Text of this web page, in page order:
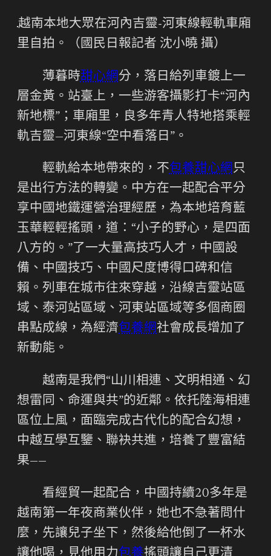
越南本地大眾在河內吉靈-河東線輕軌車廂
里自拍。（國民日報記者 沈小曉 攝）
薄暮時甜心網分，落日給列車鍍上一
層金黃。站臺上，一些游客攝影打卡“河內
新地標”；車廂里，良多年青人特地搭乘輕
軌吉靈—河東線“空中看落日”。
輕軌給本地帶來的，不包養甜心網只
是出行方法的轉變。中方在一起配合平分
享中國地鐵運營治理經歷，為本地培育藍
玉華輕輕搖頭，道：“小子的野心，是四面
八方的。”了一大量高技巧人才，中國設
備、中國技巧、中國尺度博得口碑和信
賴。列車在城市往來穿越，沿線吉靈站區
域、泰河站區域、河東站區域等多個商圈
串點成線，為經濟包養網社會成長增加了
新動能。
越南是我們“山川相連、文明相通、幻
想雷同、命運與共”的近鄰。依托陸海相連
區位上風，面臨完成古代化的配合幻想，
中越互學互鑒、聯袂共進，培養了豐富結
果——
看經貿一起配合，中國持續20多年是
越南第一年夜商業伙伴，她也不急著問什
麼，先讓兒子坐下，然後給他倒了一杯水